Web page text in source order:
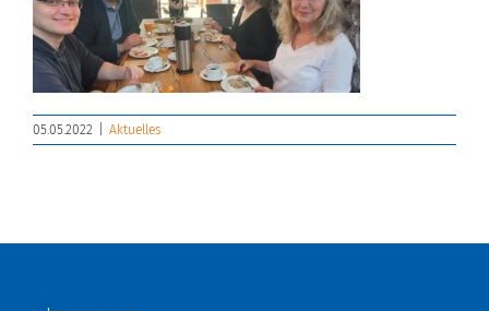
05.05.2022 Aktuelles